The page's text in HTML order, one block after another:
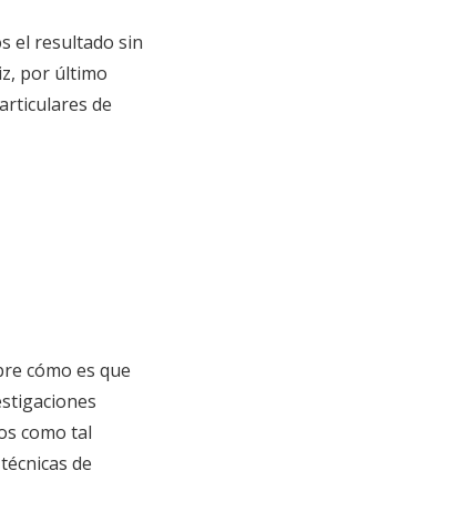
el resultado sin
por último
de
cómo es que
como tal
de